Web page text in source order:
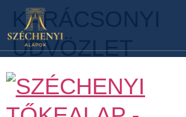
KARÁCSONYI
ÜDVÖZLET